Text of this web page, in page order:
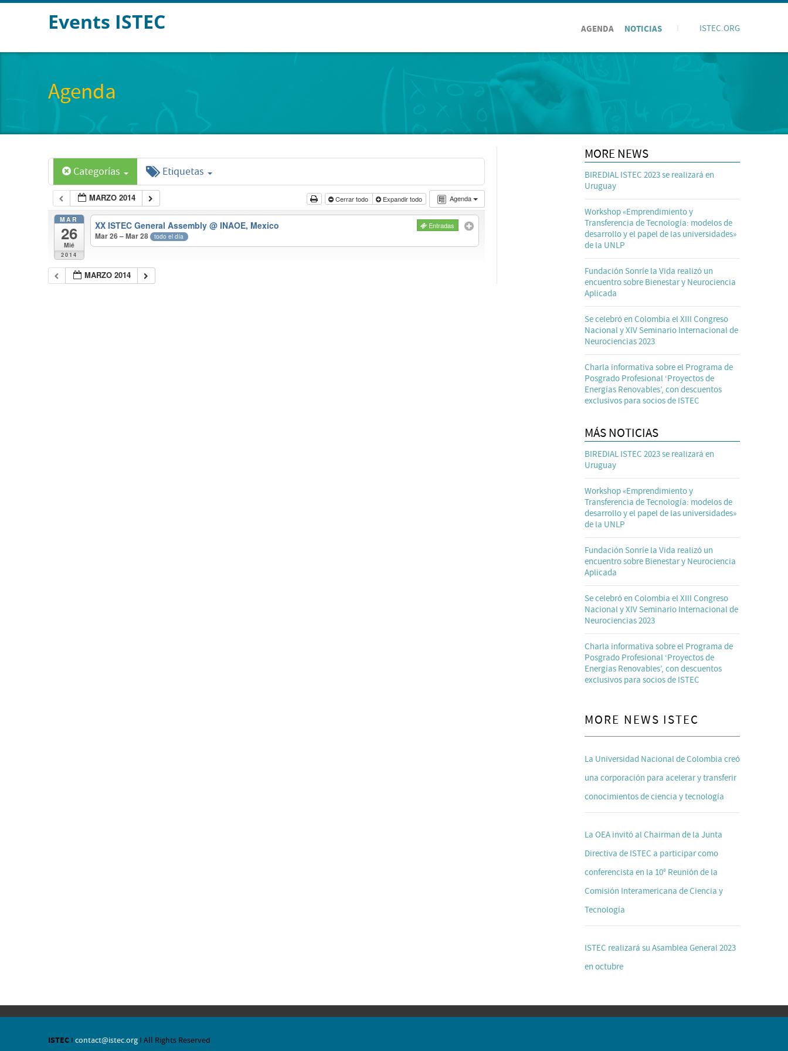
Events ISTEC AGENDA NOTICIAS ISTEC.ORG
Agenda
Categorías Etiquetas
Agenda
MARZO 2014 Cerrar todo Expandir todo
MAR
26
Mié
2014
XX ISTEC General Assembly@ INAOE, Mexico Entradas
Mar 26 – Mar 28 todo el día
MARZO 2014
MORE NEWS
BIREDIAL ISTEC 2023 se realizará en
Uruguay
Workshop «Emprendimiento y
Transferencia de Tecnología: modelos de
desarrollo y el papel de las universidades»
de la UNLP
Fundación Sonríe la Vida realizó un
encuentro sobre Bienestar y Neurociencia
Aplicada
Se celebró en Colombia el XIII Congreso
Nacional y XIV Seminario Internacional de
Neurociencias 2023
Charla informativa sobre el Programa de
Posgrado Profesional ‘Proyectos de
Energías Renovables’, con descuentos
exclusivos para socios de ISTEC
MÁS NOTICIAS
BIREDIAL ISTEC 2023 se realizará en
Uruguay
Workshop «Emprendimiento y
Transferencia de Tecnología: modelos de
desarrollo y el papel de las universidades»
de la UNLP
Fundación Sonríe la Vida realizó un
encuentro sobre Bienestar y Neurociencia
Aplicada
Se celebró en Colombia el XIII Congreso
Nacional y XIV Seminario Internacional de
Neurociencias 2023
Charla informativa sobre el Programa de
Posgrado Profesional ‘Proyectos de
Energías Renovables’, con descuentos
exclusivos para socios de ISTEC
MORE NEWS ISTEC
La Universidad Nacional de Colombia creó
una corporación para acelerar y transferir
conocimientos de ciencia y tecnología
La OEA invitó al Chairman de la Junta
Directiva de ISTEC a participar como
conferencista en la 10° Reunión de la
Comisión Interamericana de Ciencia y
Tecnología
ISTEC realizará su Asamblea General 2023
en octubre
ISTEC I contact@istec.org I All Rights Reserved